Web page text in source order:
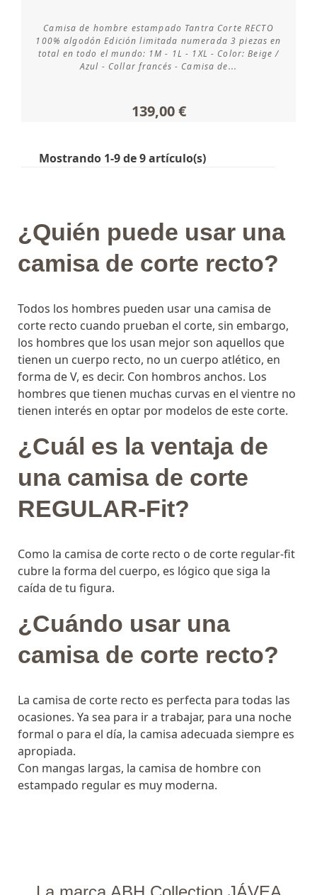
Consultar disponibilidad
Camisa de hombre estampado Tantra Corte RECTO
100% algodón Edición limitada numerada 3 piezas en
total en todo el mundo: 1M - 1L - 1XL - Color: Beige /
Azul - Collar francés - Camisa de...
139,00 €
Mostrando 1-9 de 9 artículo(s)
¿Quién puede usar una
camisa de corte recto?
Todos los hombres pueden usar una camisa de
corte recto cuando prueban el corte, sin embargo,
los hombres que los usan mejor son aquellos que
tienen un cuerpo recto, no un cuerpo atlético, en
forma de V, es decir. Con hombros anchos. Los
hombres que tienen muchas curvas en el vientre no
tienen interés en optar por modelos de este corte.
¿Cuál es la ventaja de
una camisa de corte
REGULAR-Fit?
Como la camisa de corte recto o de corte regular-fit
cubre la forma del cuerpo, es lógico que siga la
caída de tu figura.
¿Cuándo usar una
camisa de corte recto?
La camisa de corte recto es perfecta para todas las
ocasiones. Ya sea para ir a trabajar, para una noche
formal o para el día, la camisa adecuada siempre es
apropiada.
Con mangas largas, la camisa de hombre con
estampado regular es muy moderna.